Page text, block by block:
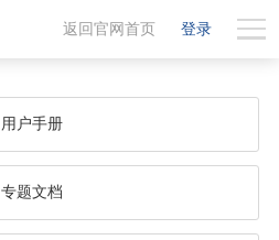
登录
返回官网首页
用户手册
专题文档